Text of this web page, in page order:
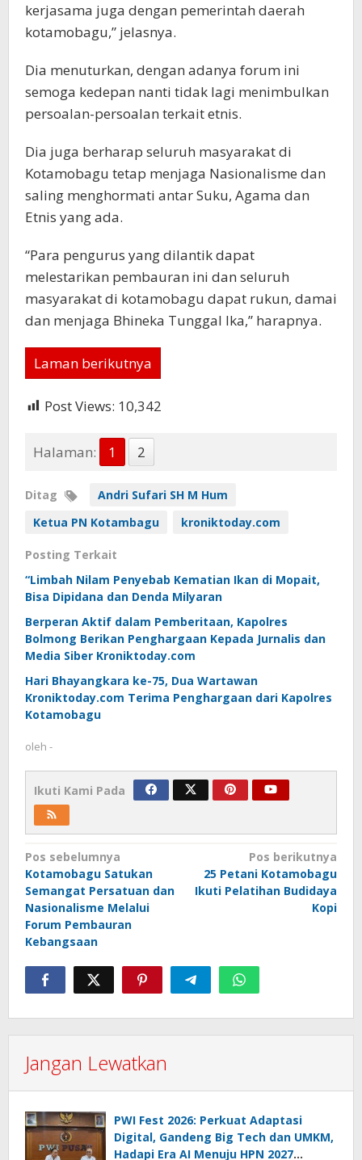
kerjasama juga dengan pemerintah daerah
kotamobagu,” jelasnya.
Dia menuturkan, dengan adanya forum ini
semoga kedepan nanti tidak lagi menimbulkan
persoalan-persoalan terkait etnis.
Dia juga berharap seluruh masyarakat di
Kotamobagu tetap menjaga Nasionalisme dan
saling menghormati antar Suku, Agama dan
Etnis yang ada.
“Para pengurus yang dilantik dapat
melestarikan pembauran ini dan seluruh
masyarakat di kotamobagu dapat rukun, damai
dan menjaga Bhineka Tunggal Ika,” harapnya.
Laman berikutnya
Post Views: 10,342
Halaman: 1 2
Ditag
Andri Sufari SH M Hum
Ketua PN Kotambagu
kroniktoday.com
Posting Terkait
“Limbah Nilam Penyebab Kematian Ikan di Mopait,
Bisa Dipidana dan Denda Milyaran
Berperan Aktif dalam Pemberitaan, Kapolres
Bolmong Berikan Penghargaan Kepada Jurnalis dan
Media Siber Kroniktoday.com
Hari Bhayangkara ke-75, Dua Wartawan
Kroniktoday.com Terima Penghargaan dari Kapolres
Kotamobagu
oleh -
Ikuti Kami Pada
Navigasi
pos
Pos sebelumnya
Kotamobagu Satukan
Semangat Persatuan dan
Nasionalisme Melalui
Forum Pembauran
Kebangsaan
Pos berikutnya
25 Petani Kotamobagu
Ikuti Pelatihan Budidaya
Kopi
Jangan Lewatkan
PWI Fest 2026: Perkuat Adaptasi
Digital, Gandeng Big Tech dan UMKM,
Hadapi Era AI Menuju HPN 2027